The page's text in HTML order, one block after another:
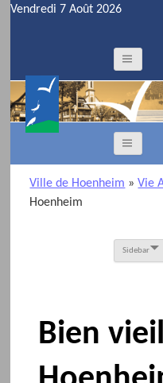
Vendredi 7 Août 2026
Ville de Hoenheim »Vie
Hoenheim
Sidebar
Bien